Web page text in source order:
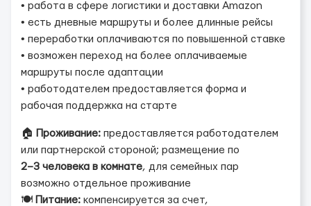
• работа в сфере логистики и доставки Amazon
• есть дневные маршруты и более длинные рейсы
• переработки оплачиваются по повышенной ставке
• возможен переход на более оплачиваемые
маршруты после адаптации
• работодателем предоставляется форма и
рабочая поддержка на старте
🏠 Проживание: предоставляется работодателем
или партнерской стороной; размещение по
2–3 человека в комнате, для семейных пар
возможно отдельное проживание
🍽️
Питание: компенсируется за счет,